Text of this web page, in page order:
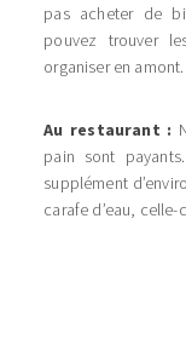
pas acheter de
pouvez trouver
organiser en amont.
Au restaurant :
pain sont
supplément
carafe d’eau, celle-